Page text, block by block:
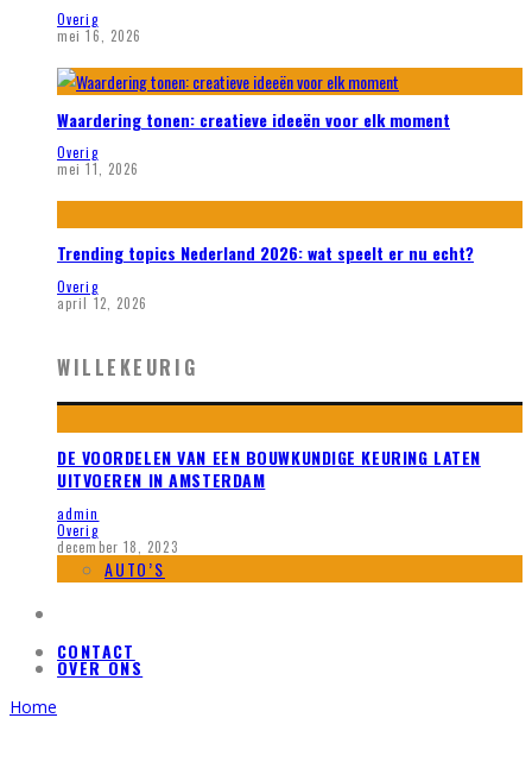
Overig
mei 16, 2026
Waardering tonen: creatieve ideeën voor elk moment
Overig
mei 11, 2026
Trending topics Nederland 2026: wat speelt er nu echt?
Overig
april 12, 2026
WILLEKEURIG
DE VOORDELEN VAN EEN BOUWKUNDIGE KEURING LATEN
UITVOEREN IN AMSTERDAM
admin
Overig
december 18, 2023
AUTO’S
CONTACT
OVER ONS
Home